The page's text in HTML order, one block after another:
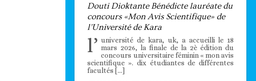
Douti Dioktante Bénédicte lauréate du
concours «Mon Avis Scientifique» de
l’Université de Kara
l’ université de kara, uk, a accueilli le 18
mars 2026, la finale de la 2è édition du
concours universitaire féminin « mon avis
scientifique ». dix étudiantes de différentes
facultés […]